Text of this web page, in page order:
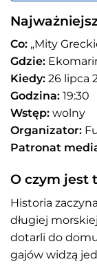
Co: „Mity
Gdzie:
Kiedy: 26 lipca
Godzina: 19:30
Wstęp: wolny
Organizator:
Patronat
O czym jest
Historia
długiej
dotarli do
gajów widzą